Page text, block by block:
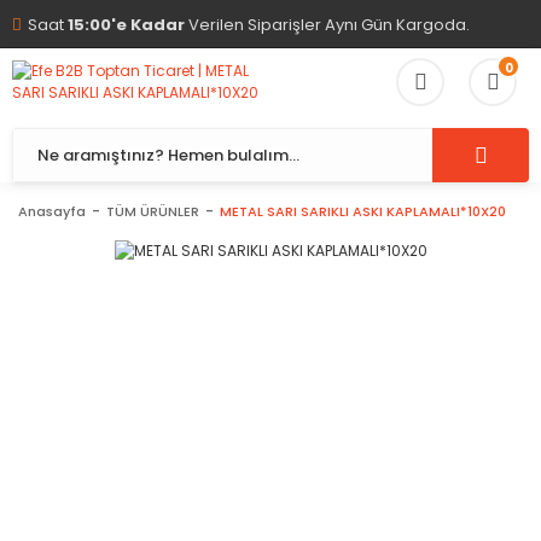
Saat15:00'e KadarVerilen Siparişler Aynı Gün Kargoda.
0
Anasayfa TÜM ÜRÜNLER METAL SARI SARIKLI ASKI KAPLAMALI*10X20